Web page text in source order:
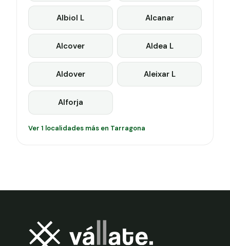
Albiol L Alcanar
Alcover Aldea L
Aldover Aleixar L
Alforja
Ver 1 localidades más en Tarragona